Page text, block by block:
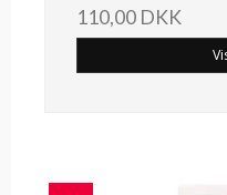
110,00 DKK